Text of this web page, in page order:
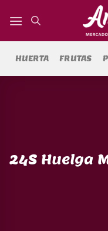
HUERTA FRUTAS
24S Huelga